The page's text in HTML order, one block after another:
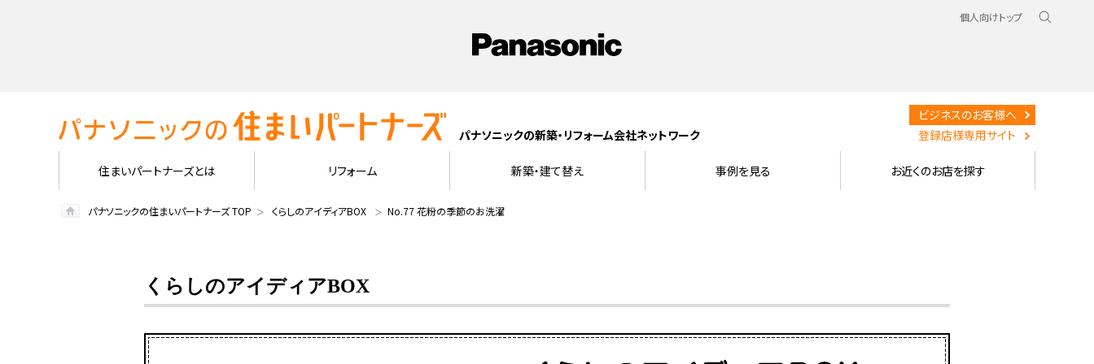
個人向けトップ
パナソニックの新築・リフォーム会社ネットワーク
ビジネスのお客様へ
登録店様専用サイト
住まいパートナーズとは リフォーム 新築・建て替え 事例を見る お近くのお店を探す
パナソニックの住まいパートナーズ TOP くらしのアイディアBOX No.77 花粉の季節のお洗濯
くらしのアイディアBOX